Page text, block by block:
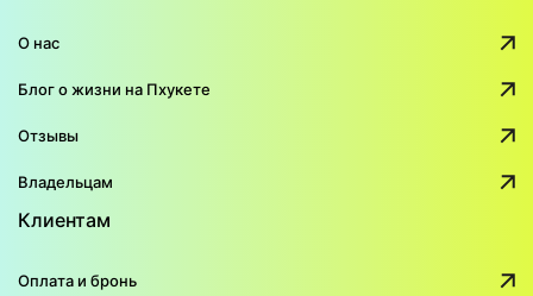
О нас
Блог о жизни на Пхукете
Отзывы
Владельцам
Клиентам
Оплата и бронь